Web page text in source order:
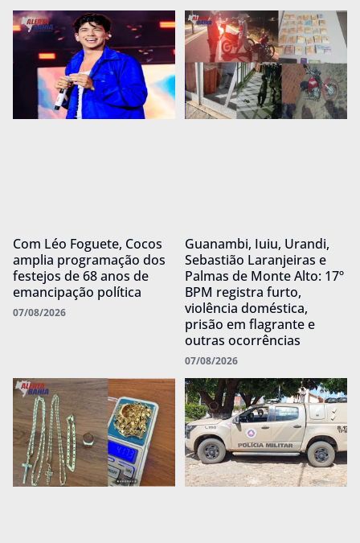
Com Léo Foguete, Cocos
amplia programação dos
festejos de 68 anos de
emancipação política
07/08/2026
Guanambi, Iuiu, Urandi,
Sebastião Laranjeiras e
Palmas de Monte Alto: 17º
BPM registra furto,
violência doméstica,
prisão em flagrante e
outras ocorrências
07/08/2026